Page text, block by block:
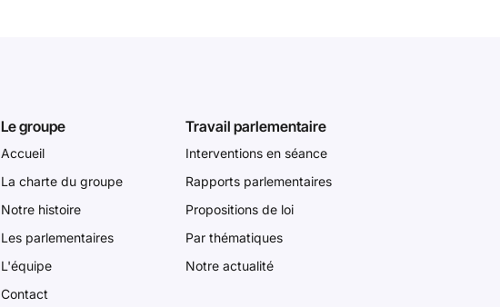
Le groupe
Accueil
La charte du groupe
Notre histoire
Les parlementaires
L'équipe
Contact
Travail parlementaire
Interventions en séance
Rapports parlementaires
Propositions de loi
Par thématiques
Notre actualité